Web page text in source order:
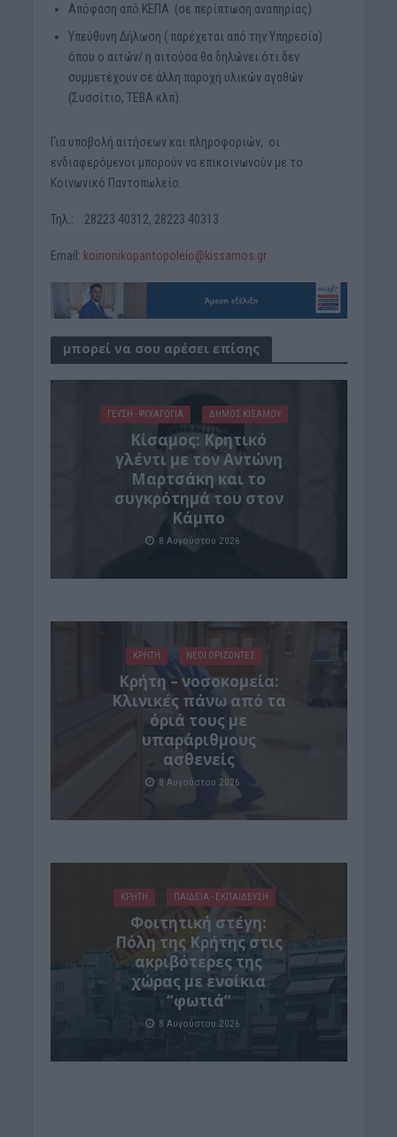
Απόφαση από ΚΕΠΑ (σε περίπτωση αναπηρίας)
Υπεύθυνη Δήλωση ( παρέχεται από την Υπηρεσία)
όπου ο αιτών/ η αιτούσα θα δηλώνει ότι δεν
συμμετέχουν σε άλλη παροχή υλικών αγαθών
(Συσσίτιο, ΤΕΒΑ κλπ).
Για υποβολή αιτήσεων και πληροφοριών, οι
ενδιαφερόμενοι μπορούν να επικοινωνούν με το
Κοινωνικό Παντοπωλείο.
Τηλ.: 28223 40312, 28223 40313
Email: koinonikopantopoleio@kissamos.gr
μπορεί να σου αρέσει επίσης
ΓΕΎΣΗ - ΨΥΧΑΓΩΓΊΑ ΔΉΜΟΣ ΚΙΣΆΜΟΥ
Kίσαμος: Κρητικό
γλέντι με τον Αντώνη
Μαρτσάκη και το
συγκρότημά του στον
Κάμπο
8 Αυγούστου 2026
ΚΡΗΤΗ ΝΕΟΙ ΟΡΙΖΟΝΤΕΣ
Κρήτη – νοσοκομεία:
Κλινικές πάνω από τα
όριά τους με
υπαράριθμους
ασθενείς
8 Αυγούστου 2026
ΚΡΗΤΗ ΠΑΙΔΕΙΑ - ΕΚΠΑΙΔΕΥΣΗ
Φοιτητική στέγη:
Πόλη της Κρήτης στις
ακριβότερες της
χώρας με ενοίκια
“φωτιά”
8 Αυγούστου 2026